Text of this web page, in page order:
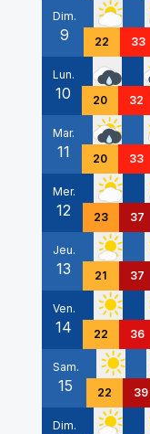
Dim.
9 22 33
Lun.
10 20 32
Mar.
11 20 33
Mer.
12 23 37
Jeu.
13 21 37
Ven.
14 22 36
Sam.
15 22 39
Dim.